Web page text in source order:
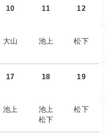
10
大山
11
池上
12
松下
17
池上
18
池上
松下
19
松下